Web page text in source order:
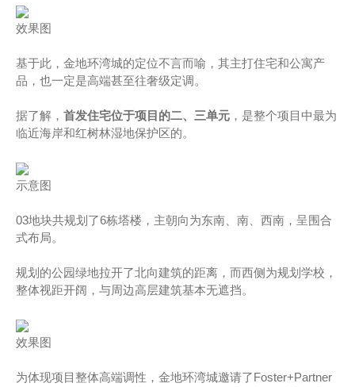
效果图
基于此，金地环湾城的定位不言而喻，其主打住宅和公寓产
品，也一定是高端甚至往奢级定调。
据了解， 首发住宅位于项目的二、三单元 ，是整个项目中最为
临近海岸和红树林湿地保护区的。
示意图
03地块共规划了6栋塔楼，主朝向为东南、南、西南，呈围合
式布局。
规划的公园绿地拉开了北向建筑的距离，而西侧为规划学校，
整体视距开阔，与周边高层建筑基本无遮挡。
效果图
为体现项目整体高端调性，金地环湾城邀请了Foster+Partner